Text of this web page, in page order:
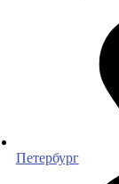
Петербург